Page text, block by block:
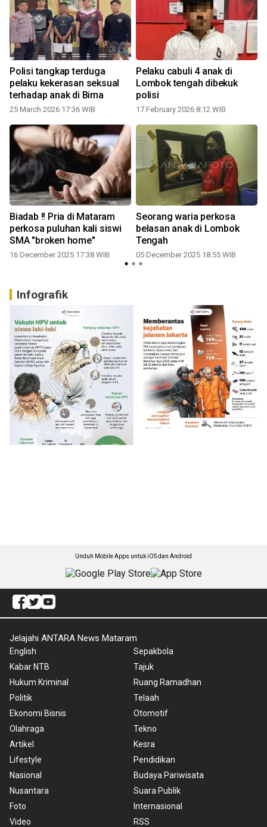
Polisi tangkap terduga
pelaku kekerasan seksual
terhadap anak di Bima
25 March 2026 17:36 WIB
Pelaku cabuli 4 anak di
Lombok tengah dibekuk
polisi
17 February 2026 8:12 WIB
Biadab !! Pria di Mataram
perkosa puluhan kali siswi
SMA "broken home"
16 December 2025 17:38 WIB
Seorang waria perkosa
belasan anak di Lombok
Tengah
05 December 2025 18:55 WIB
Infografik
Unduh Mobile Apps untuk iOS dan Android
Jelajahi ANTARA News Mataram
English
Kabar NTB
Hukum Kriminal
Politik
Ekonomi Bisnis
Olahraga
Artikel
Lifestyle
Nasional
Nusantara
Foto
Video
Sepakbola
Tajuk
Ruang Ramadhan
Telaah
Otomotif
Tekno
Kesra
Pendidikan
Budaya Pariwisata
Suara Publik
Internasional
RSS